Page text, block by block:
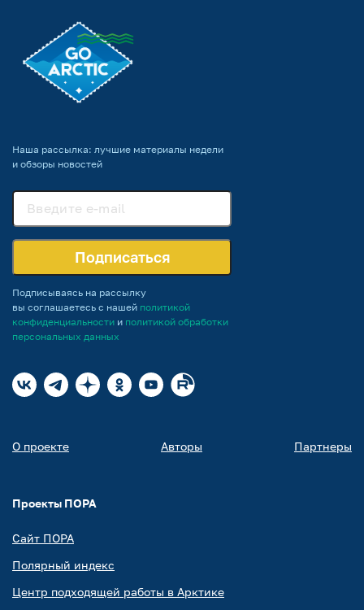
Наша рассылка: лучшие материалы недели
и обзоры новостей
Подписаться
Подписываясь на рассылку
вы соглашаетесь с нашей политикой
конфиденциальности и политикой обработки
персональных данных
О проекте Авторы Партнеры
Проекты ПОРА
Сайт ПОРА
Полярный индекс
Центр подходящей работы в Арктике